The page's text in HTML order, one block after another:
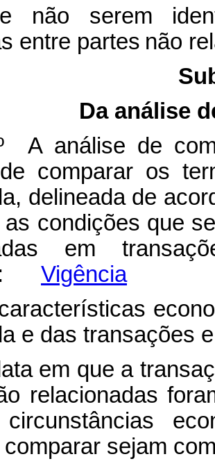
não serem
entre partes não
Da análise
A análise de
comparar os
delineada de
condições que
em
Vigência
e das transações
em que a
relacionadas
sejam